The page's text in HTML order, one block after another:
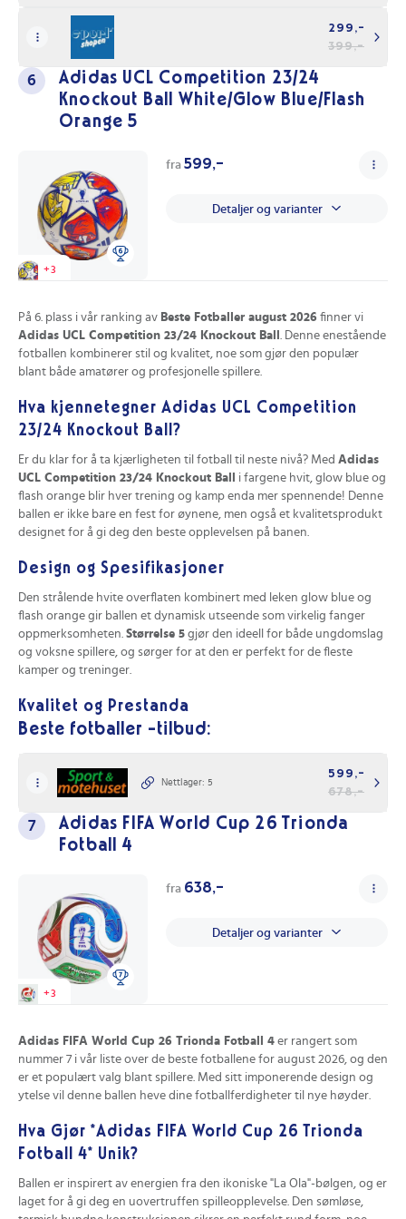
Uansett om du spiller på gress, kunstgress eller i hall, er denne
fotballen laget for å prestere. Den er ideell for spillere som ønsker å
forbedre ferdighetene sine under trening, samt for dem som ønsker
en pålitelig ball til helgens kamp. Det er en perfekt valg for alle
fotballentusiaster som ønsker å ta spillet sitt til neste nivå.
299,-
399,-
6
Adidas UCL Competition 23/24
Knockout Ball White/Glow Blue/Flash
Orange 5
+3
fra 599,-
Detaljer og varianter
På 6. plass i vår ranking av Beste Fotballer august 2026 finner vi
Adidas UCL Competition 23/24 Knockout Ball
. Denne enestående
fotballen kombinerer stil og kvalitet, noe som gjør den populær
blant både amatører og profesjonelle spillere.
Hva kjennetegner Adidas UCL Competition
23/24 Knockout Ball?
Er du klar for å ta kjærligheten til fotball til neste nivå? Med Adidas
UCL Competition 23/24 Knockout Ball
i fargene hvit, glow blue og
flash orange blir hver trening og kamp enda mer spennende! Denne
ballen er ikke bare en fest for øynene, men også et kvalitetsprodukt
designet for å gi deg den beste opplevelsen på banen.
Design og Spesifikasjoner
Den strålende hvite overflaten kombinert med leken glow blue og
flash orange gir ballen et dynamisk utseende som virkelig fanger
oppmerksomheten. Størrelse 5 gjør den ideell for både ungdomslag
og voksne spillere, og sørger for at den er perfekt for de fleste
kamper og treninger.
Kvalitet og Prestanda
Farge: Hvit, Glow Blue, Flash Orange
Bruksområder:Ideell for både trening og konkurranser
Med kvalitetsmaterialer er denne ballen laget for å motstå slitasje og
vil holde seg i topp stand, selv etter harde spill. Den har også
Hvordan forbedrer dette produktet spillet
ditt?
Enten du er en ambisiøs spiller på jakt etter det beste utstyret, eller
bare vil forbedre ferdighetene dine, er denne ballen et utmerket
valg. Den er laget for å gi deg optimal ballkontroll, og du vil merke
hvordan den reagerer på hver berøring. Ta med deg
og opplev forskjellen selv!
Så, er du klar for å ta dine ferdigheter til neste nivå? Grip sjansen til å
bli en del av denne fantastiske fotballopplevelsen med Adidas!Se
på Prisradar.no!
Fordeler med dette produktet
Offisiell kampstørrelse. Den 5-størrelsen er den offisielle
kampstørrelsen for både ungdom og voksne, noe som
Beste fotballer -tilbud:
Nettlager: 5
599,-
678,-
7
Adidas FIFA World Cup 26 Trionda
Fotball 4
+3
fra 638,-
Detaljer og varianter
Adidas FIFA World Cup 26 Trionda Fotball 4 er rangert som
nummer 7 i vår liste over de beste fotballene for august 2026, og den
er et populært valg blant spillere. Med sitt imponerende design og
ytelse vil denne ballen heve dine fotballferdigheter til nye høyder.
Hva Gjør *Adidas FIFA World Cup 26 Trionda
Fotball 4* Unik?
Ballen er inspirert av energien fra den ikoniske "La Ola"-bølgen, og er
laget for å gi deg en uovertruffen spilleopplevelse. Den sømløse,